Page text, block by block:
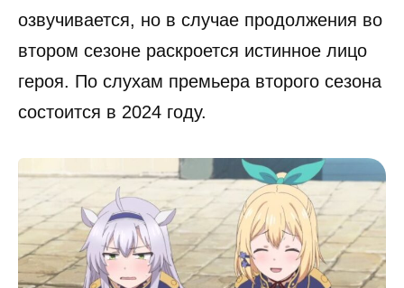
озвучивается, но в случае продолжения во
втором сезоне раскроется истинное лицо
героя. По слухам премьера второго сезона
состоится в 2024 году.